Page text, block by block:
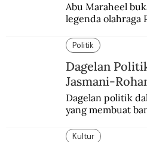
Abu Maraheel
legenda olahraga
memblokade Rafah.
Politik
Dagelan
Jasmani-
Dagelan politik
yang membuat
Kultur